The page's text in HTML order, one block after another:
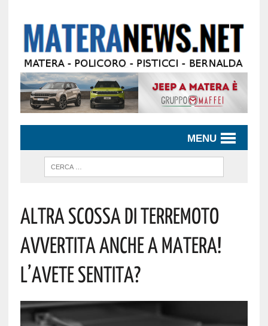
MENU
Altra Scossa Di Terremoto
Avvertita Anche A Matera!
L’avete Sentita?